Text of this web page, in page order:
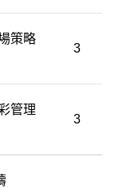
策略
3
管理
3